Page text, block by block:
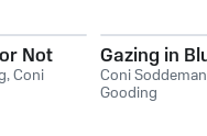
Not
,Coni
Gazing in
Coni
Gooding